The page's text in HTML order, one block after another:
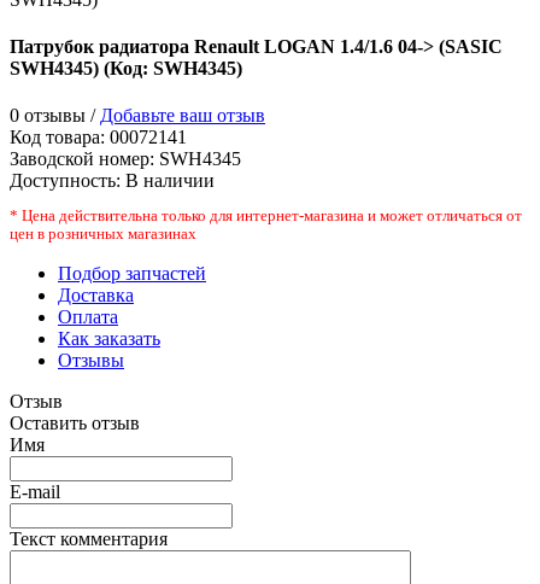
Патрубок радиатора Renault LOGAN 1.4/1.6 04-> (SASIC
SWH4345) (Код: SWH4345)
0 отзывы / Добавьте ваш отзыв
Код товара: 00072141
Заводской номер: SWH4345
Доступность: В наличии
* Цена действительна только для интернет-магазина и может отличаться от
цен в розничных магазинах
Подбор запчастей
Доставка
Оплата
Как заказать
Отзывы
Отзыв
Оставить отзыв
Имя
E-mail
Текст комментария